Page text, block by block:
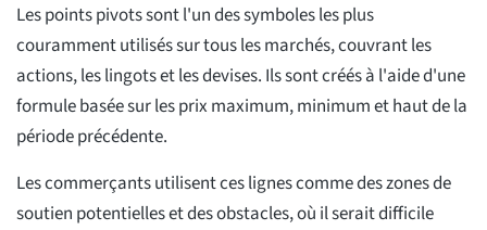
Les points pivots sont l'un des symboles les plus
couramment utilisés sur tous les marchés, couvrant les
actions, les lingots et les devises. Ils sont créés à l'aide d'une
formule basée sur les prix maximum, minimum et haut de la
période précédente.
Les commerçants utilisent ces lignes comme des zones de
soutien potentielles et des obstacles, où il serait difficile